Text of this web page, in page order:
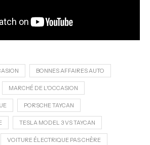
BONNES AFFAIRES AUTO
MARCHÉ DE L'OCCASION
PORSCHE TAYCAN
TESLA MODEL 3 VS TAYCAN
VOITURE ÉLECTRIQUE PAS CHÈRE